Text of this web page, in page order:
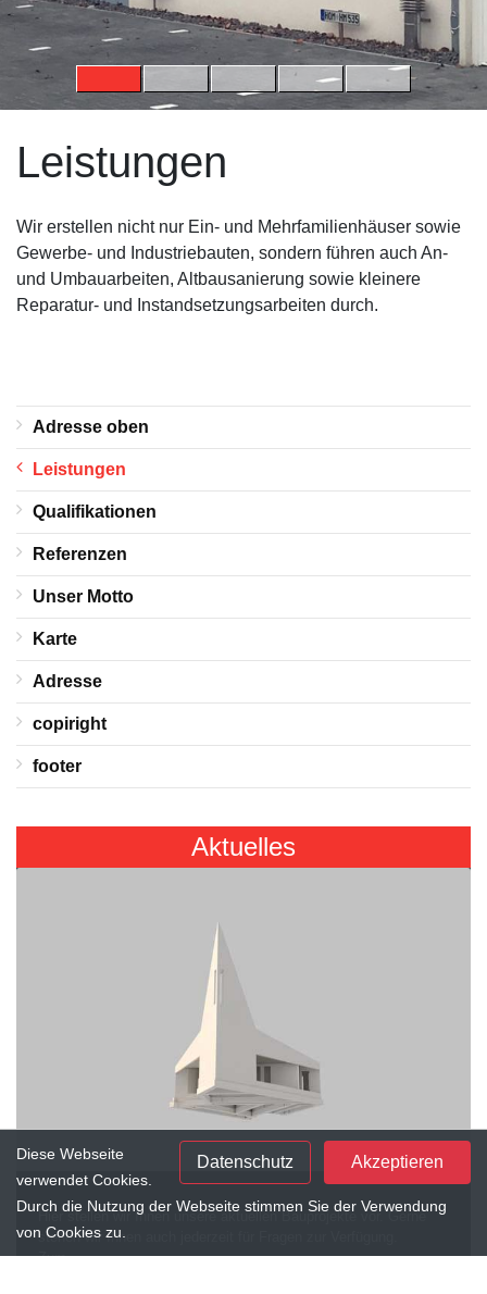
Akzeptieren
Datenschutz
Diese Webseite
verwendet Cookies.
Durch die Nutzung der Webseite stimmen Sie der Verwendung
von Cookies zu.
Leistungen
Wir erstellen nicht nur Ein- und Mehrfamilienhäuser sowie
Gewerbe- und Industriebauten, sondern führen auch An-
und Umbauarbeiten, Altbausanierung sowie kleinere
Reparatur- und Instandsetzungsarbeiten durch.
Adresse oben
Leistungen
Qualifikationen
Referenzen
Unser Motto
Karte
Adresse
copiright
footer
Aktuelles
Hier stellen wir Ihnen unsere aktuellen Bauprojekte vor. Gerne
stehen wir Ihnen auch jederzeit für Fragen zur Verfügung.
Zum...